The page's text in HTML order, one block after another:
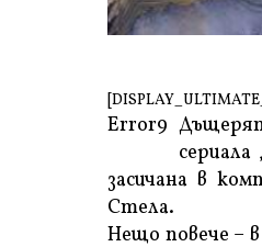
Error9
засичана в
Стела.
Нещо повече –